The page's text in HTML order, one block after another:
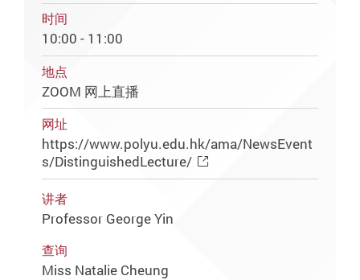
时间
10:00 - 11:00
地点
ZOOM 网上直播
网址
https://www.polyu.edu.hk/ama/NewsEvent
s/DistinguishedLecture/
讲者
Professor George Yin
查询
Miss Natalie Cheung